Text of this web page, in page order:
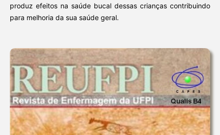
produz efeitos na saúde bucal dessas crianças contribuindo
para melhoria da sua saúde geral.